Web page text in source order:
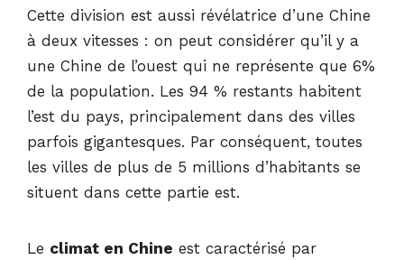
Cette division est aussi révélatrice d’une Chine
à deux vitesses : on peut considérer qu’il y a
une Chine de l’ouest qui ne représente que 6%
de la population. Les 94 % restants habitent
l’est du pays, principalement dans des villes
parfois gigantesques. Par conséquent, toutes
les villes de plus de 5 millions d’habitants se
situent dans cette partie est.
Le climat en Chine est caractérisé par